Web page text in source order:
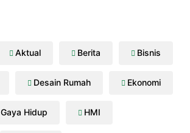
Aktual Berita Bisnis
Desain Rumah Ekonomi
Gaya Hidup HMI